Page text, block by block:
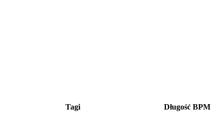
Tagi Długość BPM